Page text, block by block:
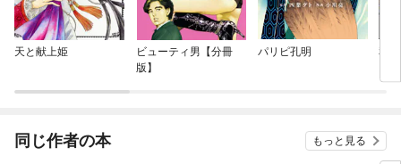
天と献上姫
ビューティ男【分冊
版】
パリピ孔明
私
同じ作者の本 もっと見る